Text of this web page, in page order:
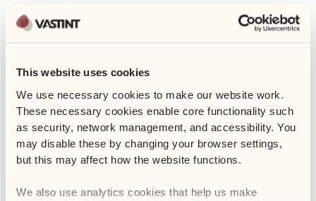
This website uses cookies
We use necessary cookies to make our website work.
These necessary cookies enable core functionality such
as security, network management, and accessibility. You
may disable these by changing your browser settings,
but this may affect how the website functions.
We also use analytics cookies that help us make
Przynieś własną matę do ćwiczeń i wygodny strój, a resztą
zregenerować siły i spędzić czas na świeżym powietrzu w
towarzystwie kolegów i koleżanek z sąsiednich budynków.
Nie przegap tej wyjątkowej okazji na odrobinę spokoju i harmonii
w Twoim dniu pracy.